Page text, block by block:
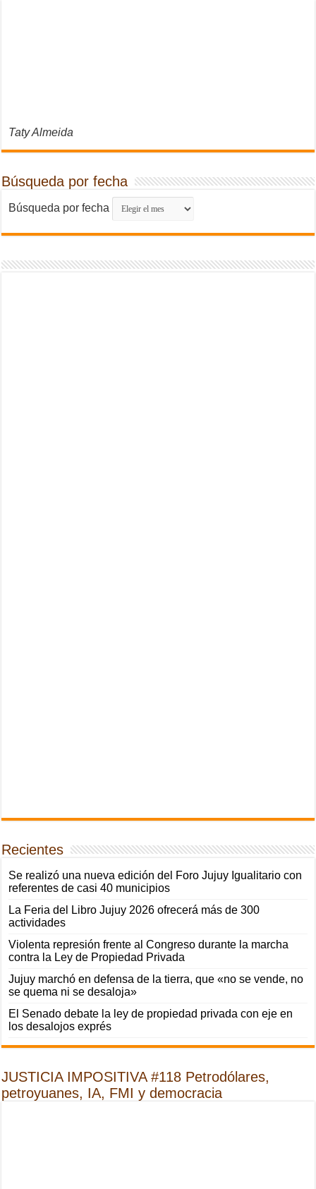
Taty Almeida
Búsqueda por fecha
Búsqueda por fecha
Recientes
Se realizó una nueva edición del Foro Jujuy Igualitario con
referentes de casi 40 municipios
La Feria del Libro Jujuy 2026 ofrecerá más de 300
actividades
Violenta represión frente al Congreso durante la marcha
contra la Ley de Propiedad Privada
Jujuy marchó en defensa de la tierra, que «no se vende, no
se quema ni se desaloja»
El Senado debate la ley de propiedad privada con eje en
los desalojos exprés
JUSTICIA IMPOSITIVA #118 Petrodólares,
petroyuanes, IA, FMI y democracia